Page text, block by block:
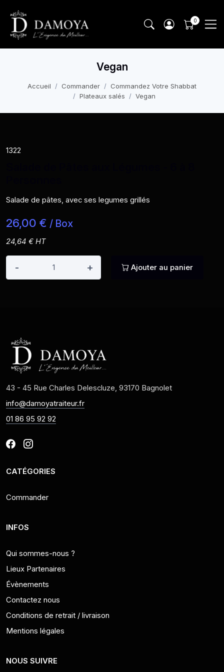
Vegan
Accueil Commander
Commandez Votre Shabbat
Plateaux salés
Vegan
1322
Salade de pâtes, avec ses legumes grillés
26,00 € / Box
24,64 € HT
- + Ajouter au panier
43 - 45 Rue Charles Delescluze, 93170 Bagnolet
info@damoyatraiteur.fr
01 86 95 92 92
CATÉGORIES
Commander
INFOS
Qui sommes-nous ?
Lieux Partenaires
Évènements
Contactez nous
Conditions de retrait / livraison
Mentions légales
NOUS SUIVRE